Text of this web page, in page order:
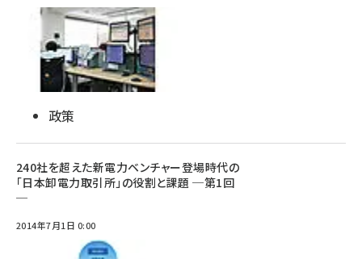
政策
240社を超えた新電力ベンチャー登場時代の
「日本卸電力取引所」の役割と課題 ─第1回
─
2014年7月1日 0:00